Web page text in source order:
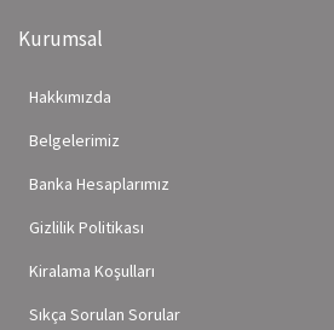
Kurumsal
Hakkımızda
Belgelerimiz
Banka Hesaplarımız
Gizlilik Politikası
Kiralama Koşulları
Sıkça Sorulan Sorular